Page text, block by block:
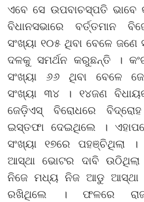
ଏବେ ସେ ଉପବାଚସ୍ପତି ଭାବେ
ବିଧାନସଭାରେ ବର୍ତ୍ତମାନ
ସଂଖ୍ୟା ୧୦୫ ଥିବା ବେଳେ ଜଣେ
ଦଳକୁ ସମର୍ଥନ କରୁଛନ୍ତି ।
ସଂଖ୍ୟା ୬୬ ଥିବା ବେଳେ
ସଂଖ୍ୟା ୩୪ । ୧୪ଜଣ
ଜେଡ଼ିଏସ୍ ବିରୋଧରେ
ଇସ୍ତଫା ଦେଇଥିଲେ ।
ସଂଖ୍ୟା ୧୭ରେ ପହଞ୍ଚିଥିଲା
ଆସ୍ଥା ଭୋଟର ଦାବି ଉଠିଥିଲା
ନିଜେ ମଧ୍ୟ ନିଜ ଆଡୁ ଆସ୍ଥା
ରଖିଥିଲେ । ଫଳରେ